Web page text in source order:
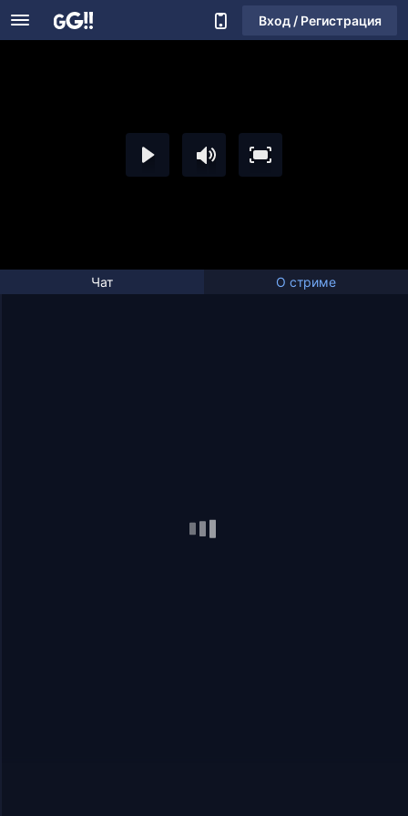
Вход / Регистрация
Чат О стриме